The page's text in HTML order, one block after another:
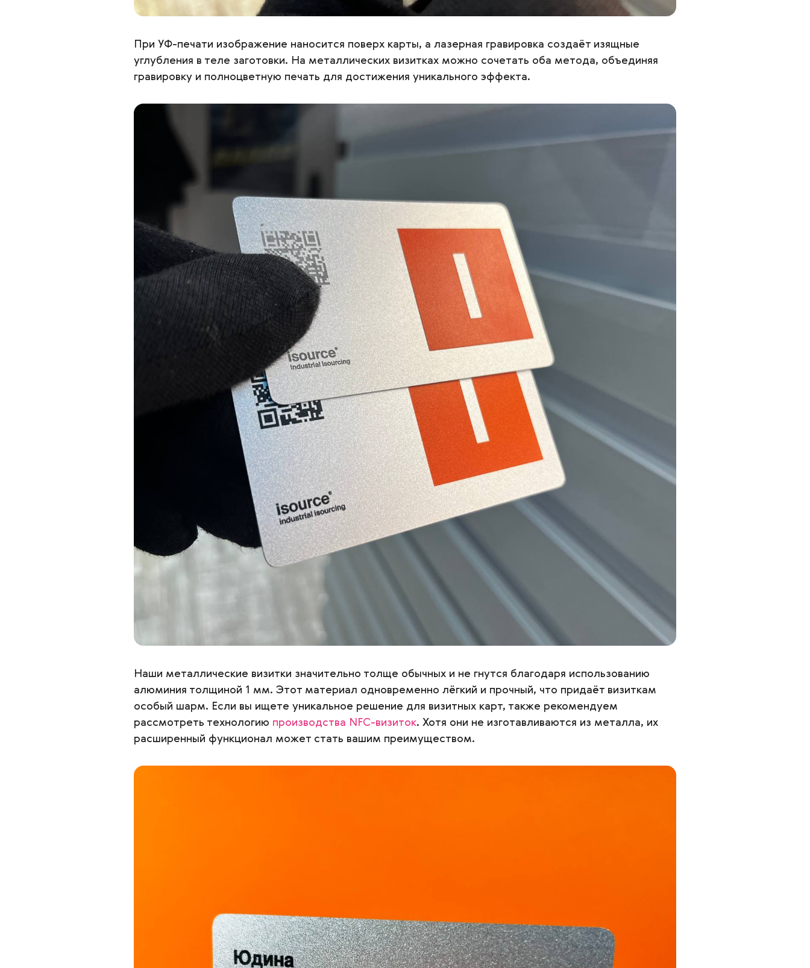
При УФ-печати изображение наносится поверх карты, а лазерная гравировка создаёт изящные
углубления в теле заготовки. На металлических визитках можно сочетать оба метода, объединяя
гравировку и полноцветную печать для достижения уникального эффекта.
Наши металлические визитки значительно толще обычных и не гнутся благодаря использованию
алюминия толщиной 1 мм. Этот материал одновременно лёгкий и прочный, что придаёт визиткам
особый шарм. Если вы ищете уникальное решение для визитных карт, также рекомендуем
рассмотреть технологию производства NFC-визиток. Хотя они не изготавливаются из металла, их
расширенный функционал может стать вашим преимуществом.